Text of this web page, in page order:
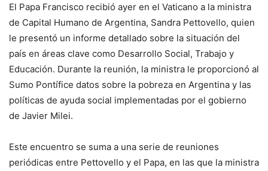
El Papa Francisco recibió ayer en el Vaticano a la ministra
de Capital Humano de Argentina, Sandra Pettovello, quien
le presentó un informe detallado sobre la situación del
país en áreas clave como Desarrollo Social, Trabajo y
Educación. Durante la reunión, la ministra le proporcionó al
Sumo Pontífice datos sobre la pobreza en Argentina y las
políticas de ayuda social implementadas por el gobierno
de Javier Milei.
Este encuentro se suma a una serie de reuniones
periódicas entre Pettovello y el Papa, en las que la ministra